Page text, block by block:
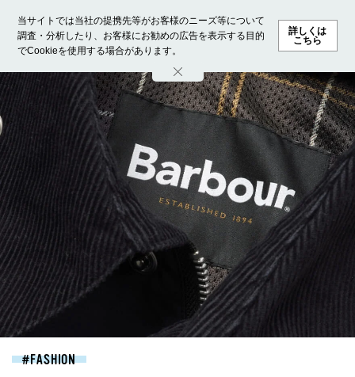
当サイトでは当社の提携先等がお客様のニーズ等について
調査・分析したり、お客様にお勧めの広告を表示する目的
でCookieを使用する場合があります。
詳しくは
こちら
ホーム モデル募集 ランキング ファッション ビューテ
FASHION